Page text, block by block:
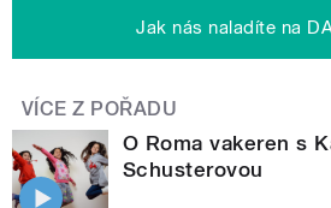
Jak nás naladíte na
VÍCE Z POŘADU
O Roma vakeren s
Schusterovou